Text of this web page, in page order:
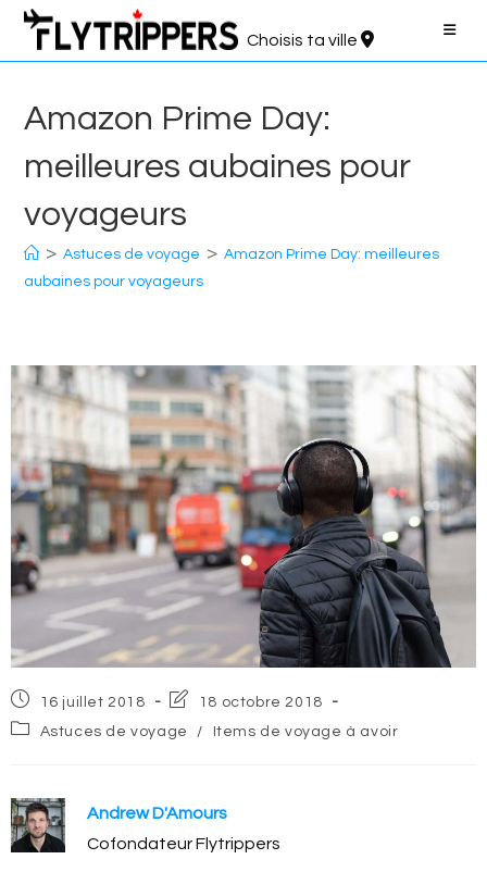
Aller
contenu
Choisis ta ville
Amazon Prime Day:
meilleures aubaines pour
voyageurs
> Astuces de voyage > Amazon Prime Day: meilleures
aubaines pour voyageurs
Post
published:
16 juillet 2018
Post
modified:
18 octobre 2018
PostAstuces de voyage / Items de voyage à avoir
Andrew D'Amours
Cofondateur Flytrippers